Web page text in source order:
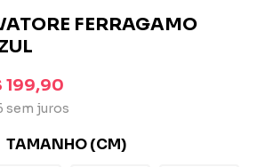
FERRAGAMO
199,90
sem juros
TAMANHO (CM)